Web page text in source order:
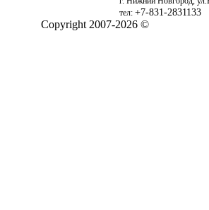
тел: +7-831-2831133
Copyright 2007-2026 ©